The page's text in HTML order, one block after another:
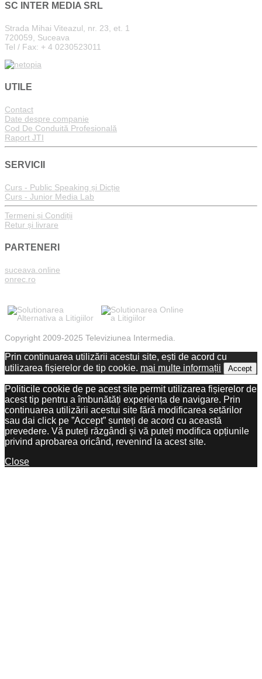
SC INTER MEDIA SRL
Strada Mihai Viteazul, nr. 23, et. 1
720059, Suceava
Tel / Fax: + 4 0230523011
UTILE
Contact
Date despre companie
Cod De Conduită Profesională
Raport JTI
SERVICII
Curs - Public Speaking și Dicție
Curs - Junior Media Lab
Termeni și Condiții
Retur și livrare
PARTENERI
suceava.online
onrec.ro
Copyright 2009-2025 Televiziunea Intermedia.
Prin continuarea utilizării acestui site, ești de acord cu
utilizarea fișierelor de tip cookie. mai multe informații Accept
Politicile cookie de pe acest site permit utilizarea fișierelor de
acest tip pentru a îmbunătăți experiența de navigare. Prin
continuarea utilizării acestui site fără modificarea setărilor
sau dai click pe ”Accept” sunteți de acord cu această
prevedere. Vă puteți răzgândi și vă puteți modifica opțiunile
privind aprobarea oricând, revenind la acest site.
Close